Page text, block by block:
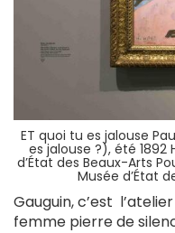
ET quoi tu es jalouse
es jalouse ?), été
d’État des Beaux-Arts
Musée d’État
Gauguin, c’est
femme pierre de